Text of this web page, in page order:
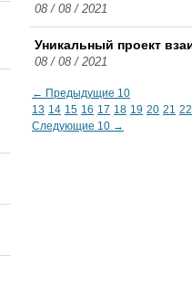
08 / 08 / 2021
Уникальный проект
08 / 08 / 2021
← Предыдущие 10
13 14 15 16 17 18 19 20 21 22
Следующие 10 →